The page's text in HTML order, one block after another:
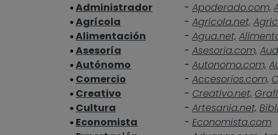
Administrador
- Apoderado.com,
Agrícola
- Agricola.net,
Alimentación
- Agua.net,
Asesoría
- Asesoria.com,
Autónomo
- Autonomo.com,
Comercio
- Accesorios.com,
Creativo
- Creativo.net,
Cultura
- Artesania.net,
Economista
- Economista.com